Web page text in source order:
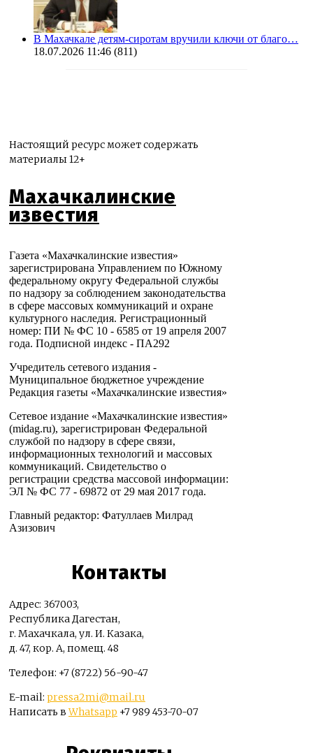
В Махачкале детям-сиротам вручили ключи от благо…
18.07.2026 11:46 (811)
Настоящий ресурс может содержать
материалы 12+
Махачкалинские
известия
Газета «Махачкалинские известия»
зарегистрирована Управлением по Южному
федеральному округу Федеральной службы
по надзору за соблюдением законодательства
в сфере массовых коммуникаций и охране
культурного наследия. Регистрационный
номер: ПИ № ФС 10 - 6585 от 19 апреля 2007
года. Подписной индекс - ПА292
Учредитель сетевого издания -
Муниципальное бюджетное учреждение
Редакция газеты «Махачкалинские известия»
Сетевое издание «Махачкалинские известия»
(midag.ru), зарегистрирован Федеральной
службой по надзору в сфере связи,
информационных технологий и массовых
коммуникаций. Свидетельство о
регистрации средства массовой информации:
ЭЛ № ФС 77 - 69872 от 29 мая 2017 года.
Главный редактор: Фатуллаев Милрад
Азизович
Контакты
Адрес: 367003,
Республика Дагестан,
г. Махачкала, ул. И. Казака,
д. 47, кор. А, помещ. 48
Телефон: +7 (8722) 56-90-47
E-mail: pressa2mi@mail.ru
Написать вWhatsapp +7 989 453-70-07